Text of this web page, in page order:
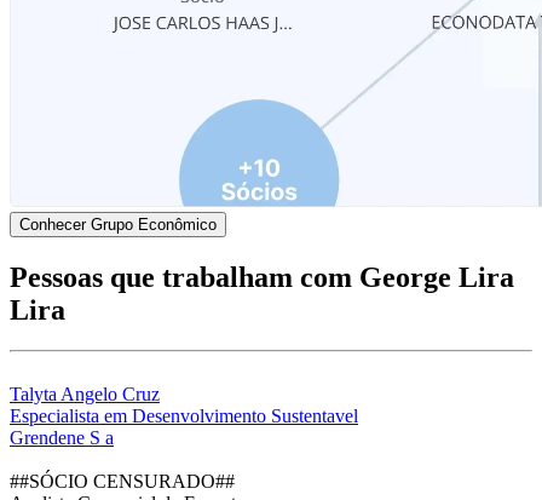
Conhecer Grupo Econômico
Pessoas que trabalham com George Lira
Lira
Talyta Angelo Cruz
Especialista em Desenvolvimento Sustentavel
Grendene S a
##SÓCIO CENSURADO##